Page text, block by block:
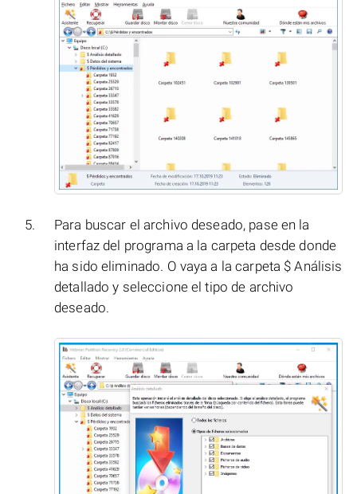
Para buscar el archivo deseado, pase en la
interfaz del programa a la carpeta desde donde
ha sido eliminado. O vaya a la carpeta $ Análisis
detallado y seleccione el tipo de archivo
deseado.